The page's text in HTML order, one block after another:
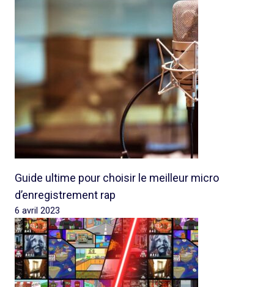
Guide ultime pour choisir le meilleur micro
d’enregistrement rap
6 avril 2023